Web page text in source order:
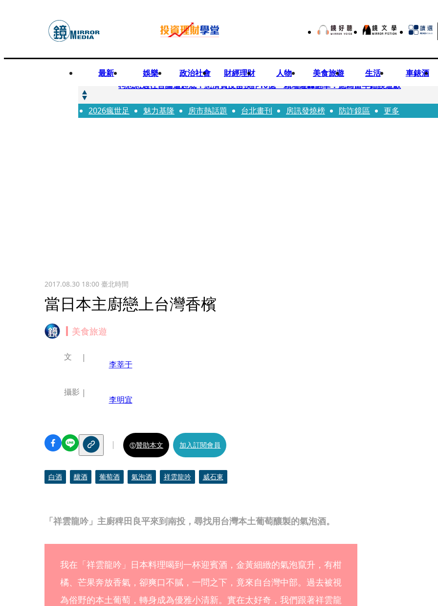
最新 娛樂 政治社會 財經理財 人物 美食旅遊 生活 車錶酒
快訊
柯志恩過往言論遭起底！慈濟買疫苗挨詐10億 賴瑞隆轟翻車：應為當年錯誤道歉
快訊
善款不是私房錢！慈濟採購疫苗被騙10億沒報案遭炎上 基金會緊急說明
2026瘋世足 魅力基隆 房市熱話題 台北畫刊 房訊發燒榜 防詐鏡區 更多
2017.08.30 18:00臺北時間
當日本主廚戀上台灣香檳
美食旅遊
「祥雲龍吟」主廚稗田良平來到南投，尋找用台灣本土葡萄釀製的氣泡酒。
文
李莘于
攝影
李明宜
贊助本文 加入訂閱會員
白酒 釀酒 葡萄酒 氣泡酒 祥雲龍吟 威石東
我在「祥雲龍吟」日本料理喝到一杯迎賓酒，金黃細緻的氣泡竄升，有柑
橘、芒果奔放香氣，卻爽口不膩，一問之下，竟來自台灣中部。過去被視
為俗野的本土葡萄，轉身成為優雅小清新。實在太好奇，我們跟著祥雲龍